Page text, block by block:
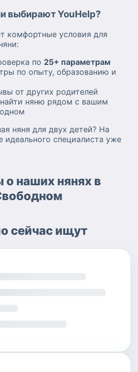
выбирают YouHelp?
комфортные условия для
по 25+ параметрам
по опыту, образованию и
от других родителей
няню рядом с вашим
няня для двух детей? На
идеального специалиста уже
наших нянях в
сейчас ищут